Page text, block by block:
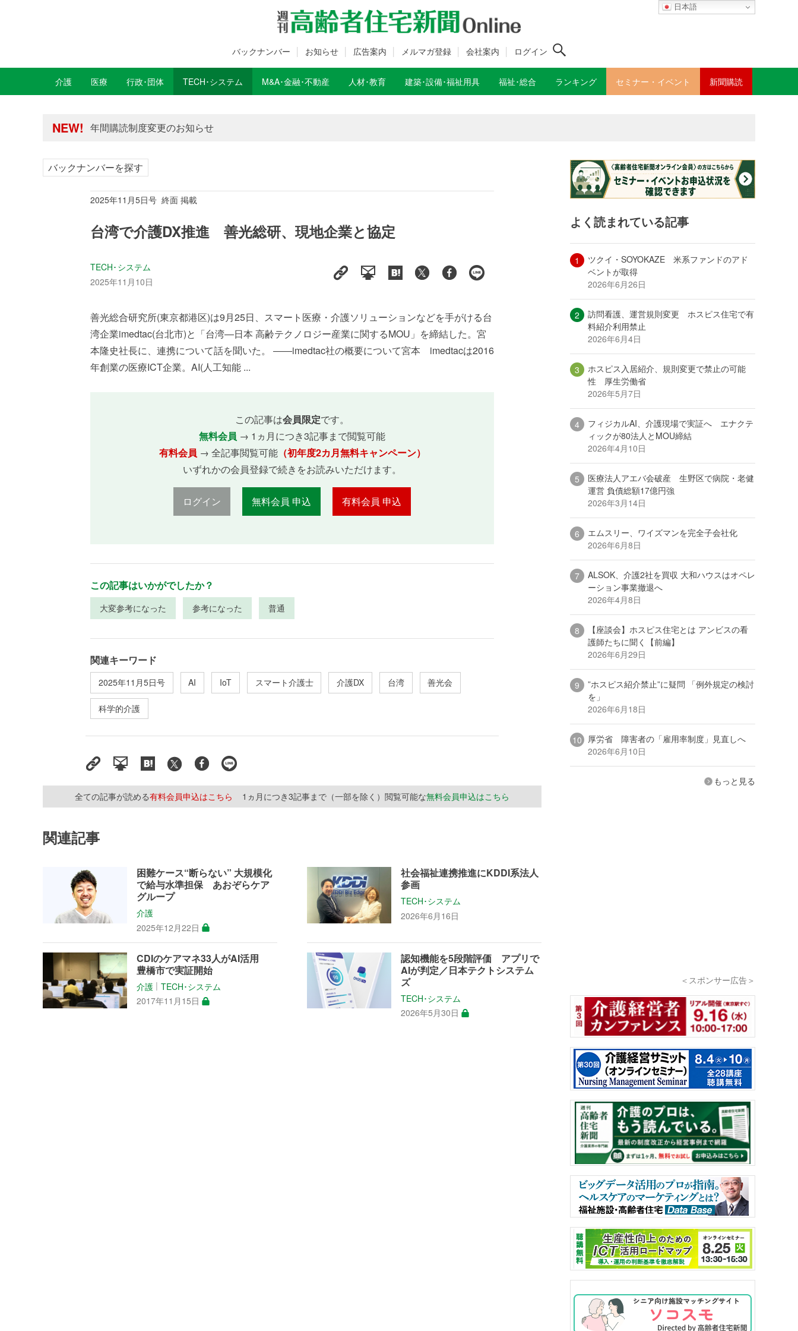
日本語
バックナンバー お知らせ 広告案内 メルマガ登録 会社案内 ログイン
介護 医療 行政･団体 TECH･システム M&A･金融･不動産 人材･教育 建築･設備･福祉用具 福祉･総合 ランキング セミナー・イベント 新聞購読
NEW!
年間購読制度変更のお知らせ
年間購読制度変更のお知らせ
バックナンバーを探す
2025年11月5日号 終面 掲載
台湾で介護DX推進 善光総研、現地企業と協定
TECH･システム
2025年11月10日
善光総合研究所(東京都港区)は9月25日、スマート医療・介護ソリューションなどを手がける台
湾企業imedtac(台北市)と「台湾―日本 高齢テクノロジー産業に関するMOU」を締結した。宮
本隆史社長に、連携について話を聞いた。 ――imedtac社の概要について宮本 imedtacは2016
年創業の医療ICT企業。AI(人工知能 ...
この記事は会員限定です。
無料会員 → 1ヵ月につき3記事まで閲覧可能
有料会員 → 全記事閲覧可能（初年度2カ月無料キャンペーン）
いずれかの会員登録で続きをお読みいただけます。
ログイン 無料会員 申込 有料会員 申込
この記事はいかがでしたか？
大変参考になった 参考になった 普通
関連キーワード
2025年11月5日号 AI IoT スマート介護士 介護DX 台湾 善光会
科学的介護
全ての記事が読める有料会員申込はこちら 1ヵ月につき3記事まで（一部を除く）閲覧可能な無料会員申込はこちら
関連記事
困難ケース“断らない” 大規模化
で給与水準担保 あおぞらケア
グループ
介護
2025年12月22日
社会福祉連携推進にKDDI系法人
参画
TECH･システム
2026年6月16日
CDIのケアマネ33人がAI活用
豊橋市で実証開始
介護 │TECH･システム
2017年11月15日
認知機能を5段階評価 アプリで
AIが判定／日本テクトシステム
ズ
TECH･システム
2026年5月30日
よく読まれている記事
ツクイ・SOYOKAZE 米系ファンドのアド
ベントが取得
2026年6月26日
訪問看護、運営規則変更 ホスピス住宅で有
料紹介利用禁止
2026年6月4日
ホスピス入居紹介、規則変更で禁止の可能
性 厚生労働省
2026年5月7日
フィジカルAI、介護現場で実証へ エナクテ
ィックが80法人とMOU締結
2026年4月10日
医療法人アエバ会破産 生野区で病院・老健
運営 負債総額17億円強
2026年3月14日
エムスリー、ワイズマンを完全子会社化
2026年6月8日
ALSOK、介護2社を買収 大和ハウスはオペレ
ーション事業撤退へ
2026年4月8日
【座談会】ホスピス住宅とは アンビスの看
護師たちに聞く【前編】
2026年6月29日
”ホスピス紹介禁止”に疑問 「例外規定の検討
を」
2026年6月18日
厚労省 障害者の「雇用率制度」見直しへ
2026年6月10日
もっと見る
＜スポンサー広告＞